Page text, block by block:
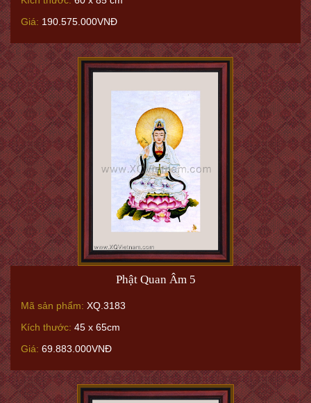
Giá: 190.575.000VNĐ
Phật Quan Âm 5
Mã sản phẩm: XQ.3183
Kích thước: 45 x 65cm
Giá: 69.883.000VNĐ